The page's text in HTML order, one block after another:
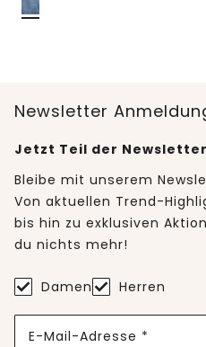
Newsletter
Jetzt Teil der
Bleibe mit unserem
Von aktuellen Trend-
bis hin zu exklusiven
du nichts mehr!
Damen Herren
E-Mail-Adresse *